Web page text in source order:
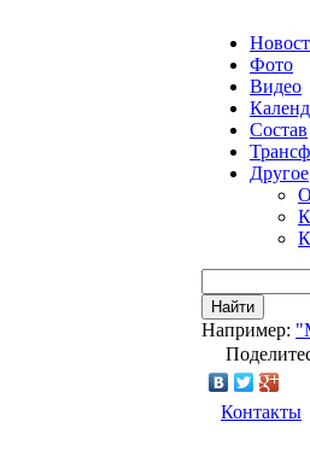
Фото
Видео
Состав
Другое
Найти
Например:
Контакты